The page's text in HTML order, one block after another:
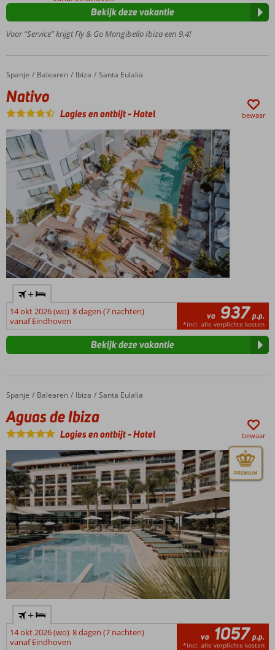
minimale
11 jaar
Italiaanse
het
strand
op zee
Voor “Service” krijgt Fly & Go Mongibello Ibiza een 9,4!
Bekijk deze vakantie
Home
Spanje Balearen Ibiza Santa Eulalia
Nativo
Nativo
Logies en ontbijt-Hotel bewaar
+
14 okt 2026 (wo) 8 dagen (7 nachten)
vanaf Eindhoven
va 937 p.p.
*incl. alle verplichte kosten
Bekijk deze vakantie
Home
Spanje Balearen Ibiza Santa Eulalia
Aguas de Ibiza
Aguas de Ibiza
Logies en ontbijt-Hotel bewaar
+
14 okt 2026 (wo) 8 dagen (7 nachten)
vanaf Eindhoven
va 1057 p.p.
*incl. alle verplichte kosten